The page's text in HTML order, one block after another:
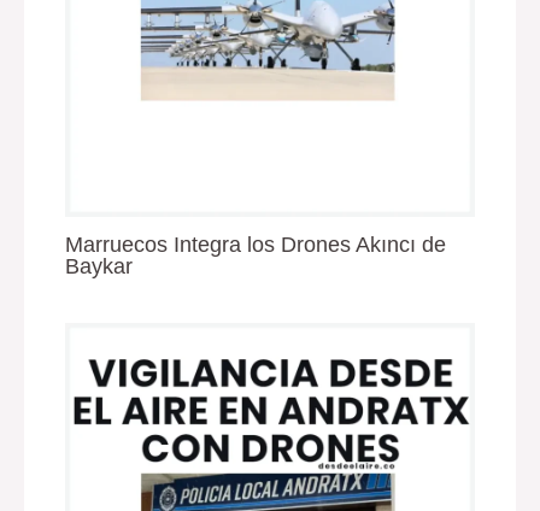
Marruecos Integra los Drones Akıncı de
Baykar